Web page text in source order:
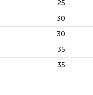
25
30
30
35
35